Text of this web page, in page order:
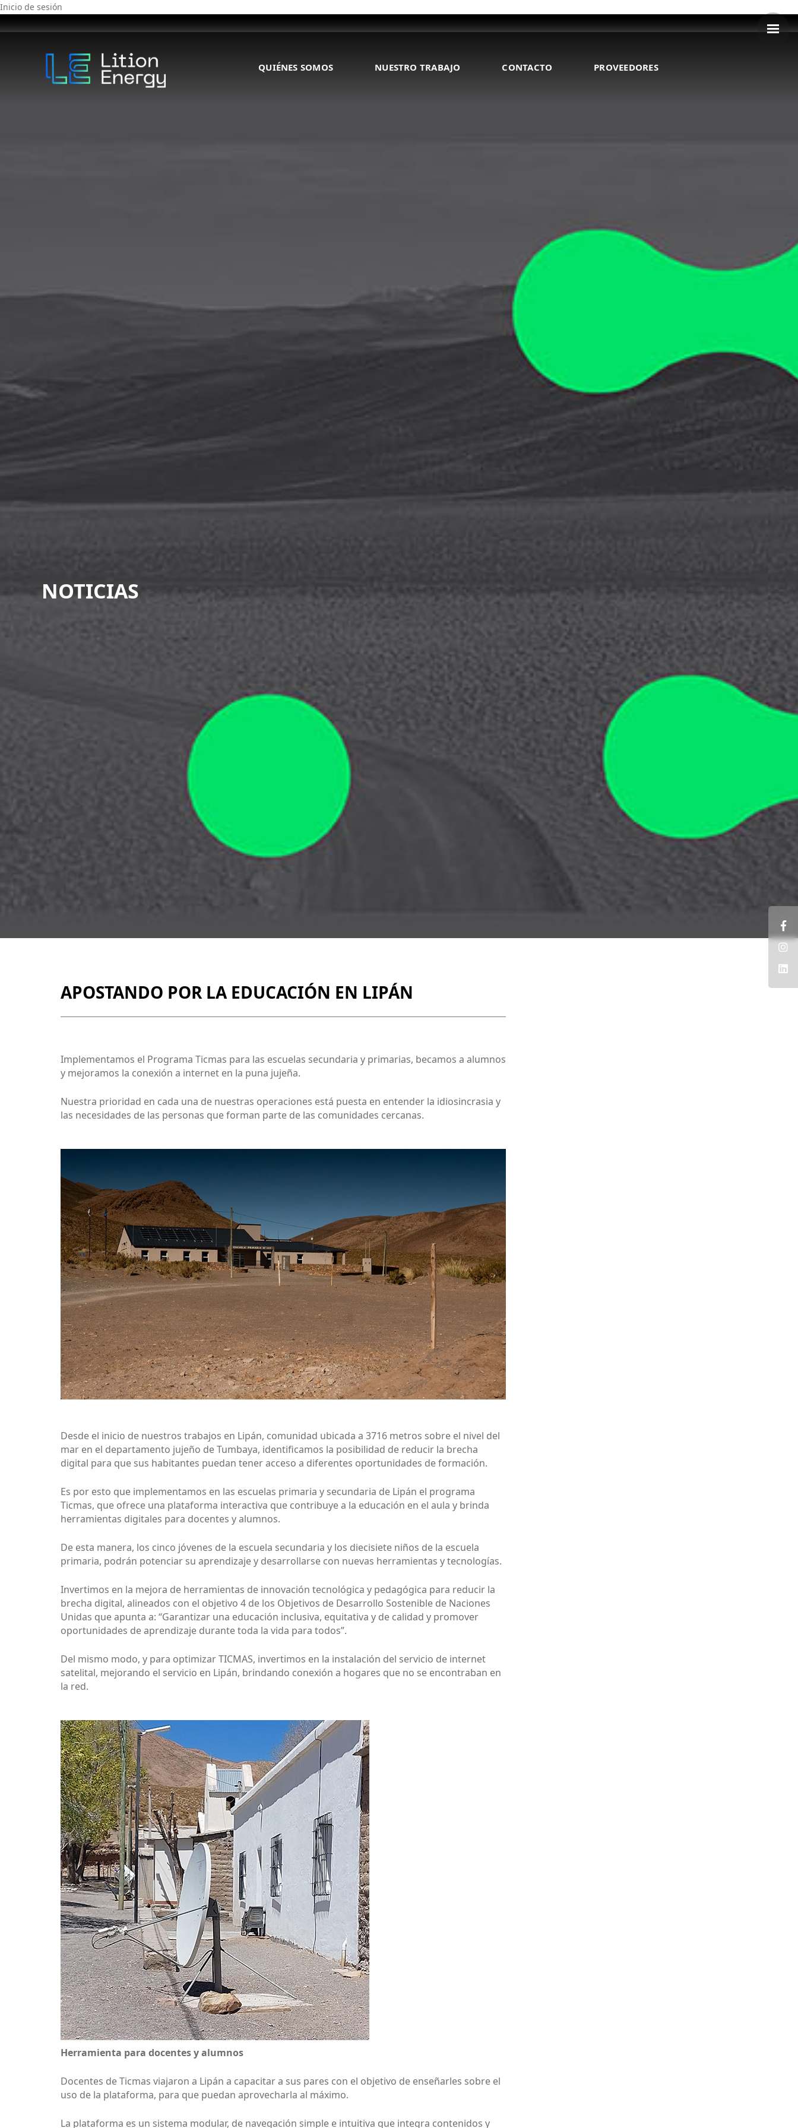
Inicio de sesión
QUIÉNES SOMOS NUESTRO TRABAJO CONTACTO PROVEEDORES
NOTICIAS
APOSTANDO POR LA EDUCACIÓN EN LIPÁN
Implementamos el Programa Ticmas para las escuelas secundaria y primarias, becamos a alumnos
y mejoramos la conexión a internet en la puna jujeña.
Nuestra prioridad en cada una de nuestras operaciones está puesta en entender la idiosincrasia y
las necesidades de las personas que forman parte de las comunidades cercanas.
Desde el inicio de nuestros trabajos en Lipán, comunidad ubicada a 3716 metros sobre el nivel del
mar en el departamento jujeño de Tumbaya, identificamos la posibilidad de reducir la brecha
digital para que sus habitantes puedan tener acceso a diferentes oportunidades de formación.
Es por esto que implementamos en las escuelas primaria y secundaria de Lipán el programa
Ticmas, que ofrece una plataforma interactiva que contribuye a la educación en el aula y brinda
herramientas digitales para docentes y alumnos.
De esta manera, los cinco jóvenes de la escuela secundaria y los diecisiete niños de la escuela
primaria, podrán potenciar su aprendizaje y desarrollarse con nuevas herramientas y tecnologías.
Invertimos en la mejora de herramientas de innovación tecnológica y pedagógica para reducir la
brecha digital, alineados con el objetivo 4 de los Objetivos de Desarrollo Sostenible de Naciones
Unidas que apunta a: “Garantizar una educación inclusiva, equitativa y de calidad y promover
oportunidades de aprendizaje durante toda la vida para todos”.
Del mismo modo, y para optimizar TICMAS, invertimos en la instalación del servicio de internet
satelital, mejorando el servicio en Lipán, brindando conexión a hogares que no se encontraban en
la red.
Herramienta para docentes y alumnos
Docentes de Ticmas viajaron a Lipán a capacitar a sus pares con el objetivo de enseñarles sobre el
uso de la plataforma, para que puedan aprovecharla al máximo.
La plataforma es un sistema modular, de navegación simple e intuitiva que integra contenidos y